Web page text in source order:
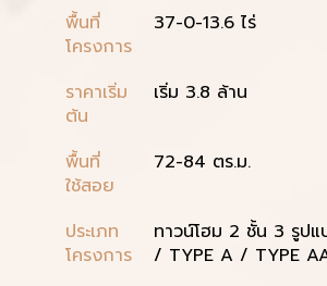
พื้นที่
โครงการ
37-0-13.6 ไร่
ราคาเริ่ม
ต้น
เริ่ม 3.8 ล้าน
พื้นที่
ใช้สอย
72-84 ตร.ม.
ประเภท
โครงการ
ทาวน์โฮม 2 ชั้น 3 รูปแ
/ TYPE A / TYPE